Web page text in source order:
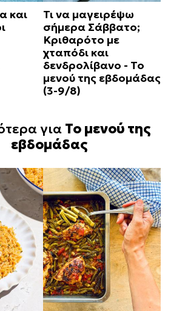
και
Τι να μαγειρέψω
σήμερα Σάββατο;
Κριθαρότο με
χταπόδι και
δενδρολίβανο - Το
μενού της εβδομάδας
(3-9/8)
για Το μενού της
εβδομάδας